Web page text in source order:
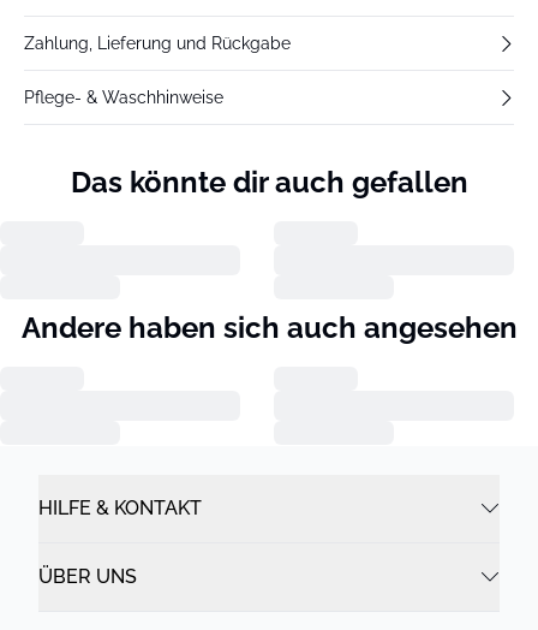
Zahlung, Lieferung und Rückgabe
Pflege- & Waschhinweise
Das könnte dir auch gefallen
Andere haben sich auch angesehen
HILFE & KONTAKT
ÜBER UNS